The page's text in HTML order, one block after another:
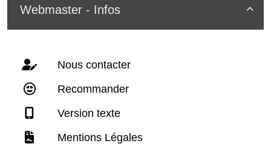

Webmaster - Infos
Nous contacter
Recommander
Version texte
Mentions Légales